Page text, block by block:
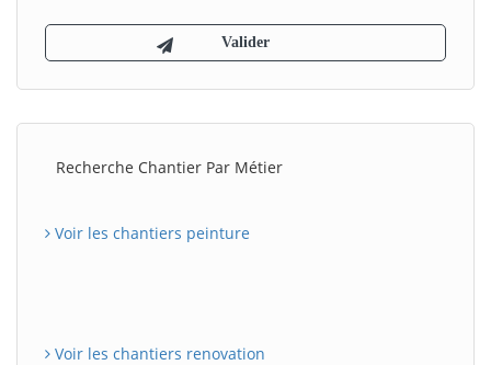
Recherche Chantier Par Métier
Voir les chantiers peinture
Voir les chantiers renovation